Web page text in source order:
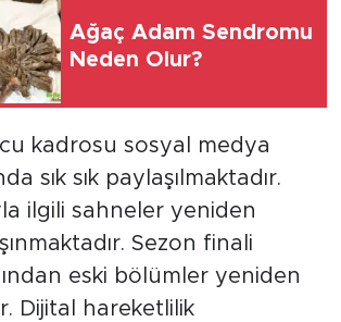
Ağaç Adam Sendromu
Neden Olur?
kadrosu sosyal medya
sık sık paylaşılmaktadır.
ilgili sahneler yeniden
Sezon finali
eski bölümler yeniden
Dijital hareketlilik